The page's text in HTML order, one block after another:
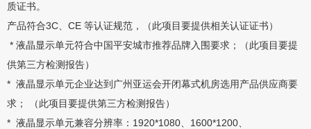
质证书。
产品符合3C、CE 等认证规范，（此项目要提供相关认证证书）
* 液晶显示单元符合中国平安城市推荐品牌入围要求；（此项目要提
供第三方检测报告）
* 液晶显示单元企业达到广州亚运会开闭幕式机房选用产品供应商要
求； （此项目要提供第三方检测报告）
* 液晶显示单元兼容分辨率：1920*1080、1600*1200、